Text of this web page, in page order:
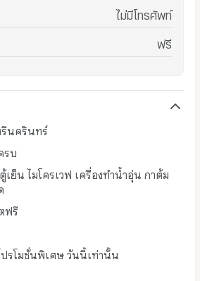
ไม่มีโทรศัพท์
ฟรี
นครินทร์
รบ
เย็น ไมโครเวฟ เครื่องทำน้ำอุ่น กาต้ม
ฟรี
รโมชั่นพิเศษ วันนี้เท่านั้น